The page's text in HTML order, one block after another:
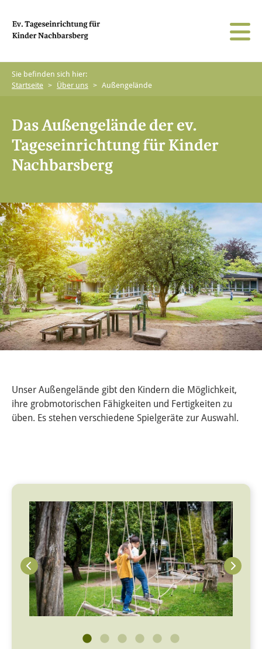
Sie befinden sich hier:
Startseite > Über uns > Außengelände
Das Außengelände der ev.
Tageseinrichtung für Kinder
Nachbarsberg
Unser Außengelände gibt den Kindern die Möglichkeit,
ihre grobmotorischen Fähigkeiten und Fertigkeiten zu
üben. Es stehen verschiedene Spielgeräte zur Auswahl.
Gruppenformen & Betreuungsumfang
Öffnungs- & Schließzeiten
Verpflegung
Team
Räumlichkeiten
Außengelände
Unser Auftrag
Religionspädagogik
Infoportal
Karriereportal
Newsportal